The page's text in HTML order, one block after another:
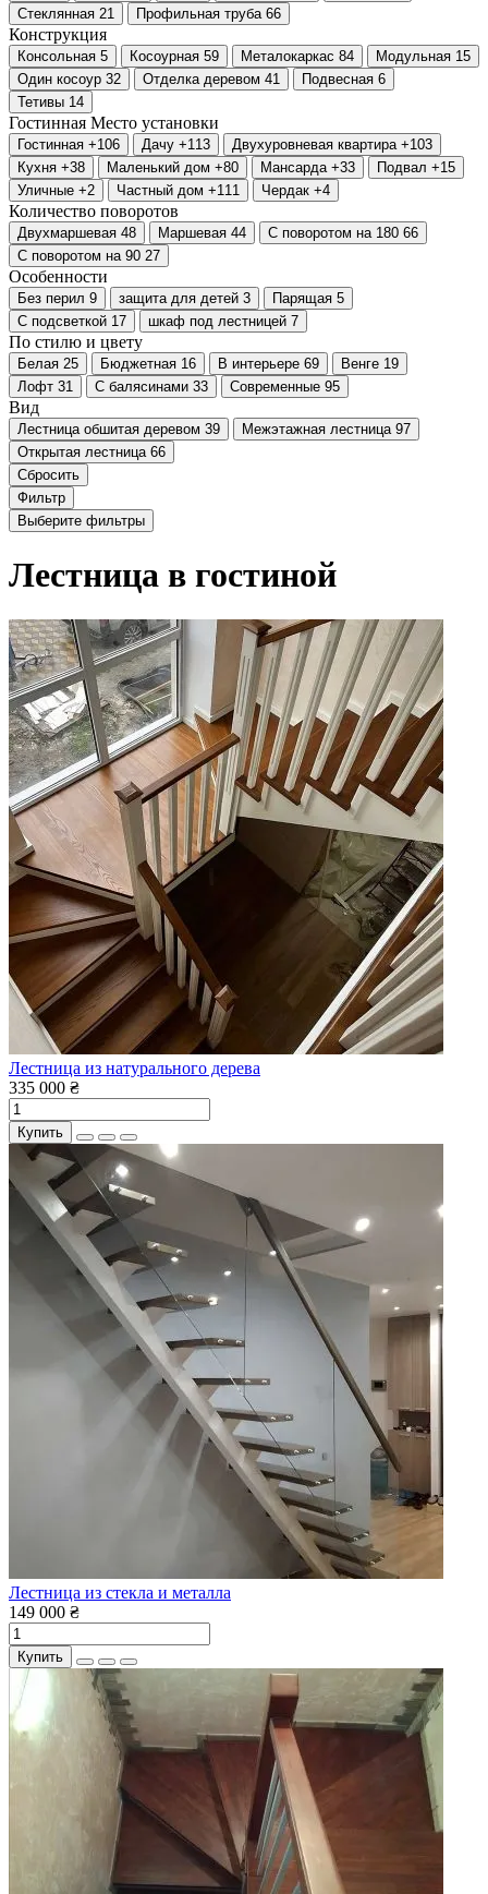
Стеклянная 21 Профильная труба 66
Конструкция
Консольная 5 Косоурная 59 Металокаркас 84 Модульная 15
Один косоур 32 Отделка деревом 41 Подвесная 6
Тетивы 14
Гостинная Место установки
Гостинная +106 Дачу +113 Двухуровневая квартира +103
Кухня +38 Маленький дом +80 Мансарда +33 Подвал +15
Уличные +2 Частный дом +111 Чердак +4
Количество поворотов
Двухмаршевая 48 Маршевая 44 С поворотом на 180 66
С поворотом на 90 27
Особенности
Без перил 9 защита для детей 3 Парящая 5
С подсветкой 17 шкаф под лестницей 7
По стилю и цвету
Белая 25 Бюджетная 16 В интерьере 69 Венге 19
Лофт 31 С балясинами 33 Современные 95
Вид
Лестница обшитая деревом 39 Межэтажная лестница 97
Открытая лестница 66
Сбросить
Фильтр
Выберите фильтры
Лестница в гостиной
Лестница из натурального дерева
335 000 ₴
Купить
Лестница из стекла и металла
149 000 ₴
Купить